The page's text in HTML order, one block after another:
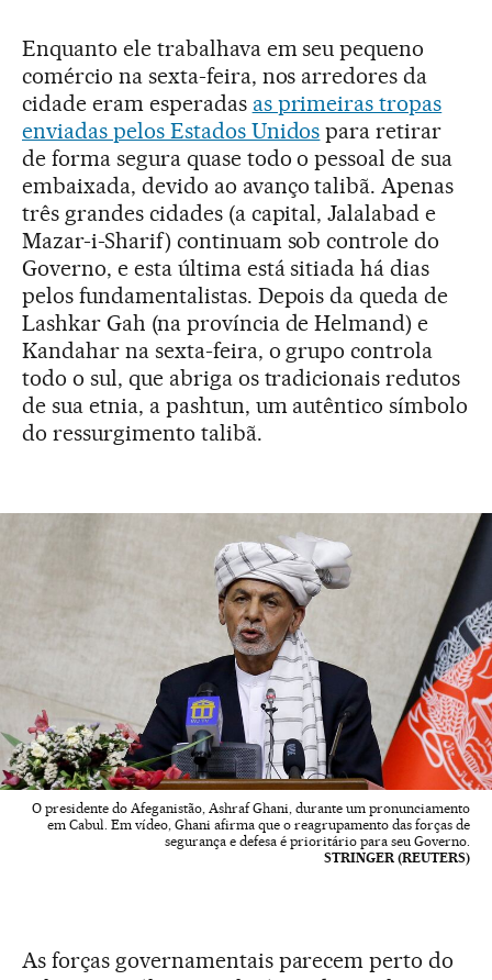
Enquanto ele trabalhava em seu pequeno
comércio na sexta-feira, nos arredores da
cidade eram esperadas as primeiras tropas
enviadas pelos Estados Unidos para retirar
de forma segura quase todo o pessoal de sua
embaixada, devido ao avanço talibã. Apenas
três grandes cidades (a capital, Jalalabad e
Mazar-i-Sharif) continuam sob controle do
Governo, e esta última está sitiada há dias
pelos fundamentalistas. Depois da queda de
Lashkar Gah (na província de Helmand) e
Kandahar na sexta-feira, o grupo controla
todo o sul, que abriga os tradicionais redutos
de sua etnia, a pashtun, um autêntico símbolo
do ressurgimento talibã.
O presidente do Afeganistão, Ashraf Ghani, durante um pronunciamento
em Cabul. Em vídeo, Ghani afirma que o reagrupamento das forças de
segurança e defesa é prioritário para seu Governo.
STRINGER (REUTERS)
As forças governamentais parecem perto do